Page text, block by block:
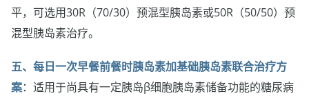
平，可选用30R（70/30）预混型胰岛素或50R（50/50）预
混型胰岛素治疗。
五、每日一次早餐前餐时胰岛素加基础胰岛素联合治疗方
案：适用于尚具有一定胰岛β细胞胰岛素储备功能的糖尿病